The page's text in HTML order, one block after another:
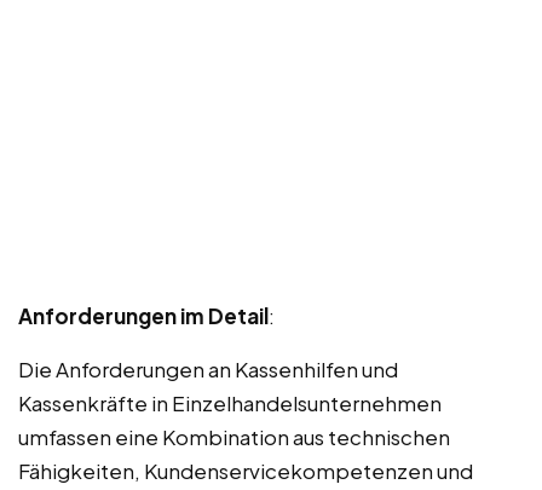
Anforderungen im Detail:
Die Anforderungen an Kassenhilfen und
Kassenkräfte in Einzelhandelsunternehmen
umfassen eine Kombination aus technischen
Fähigkeiten, Kundenservicekompetenzen und